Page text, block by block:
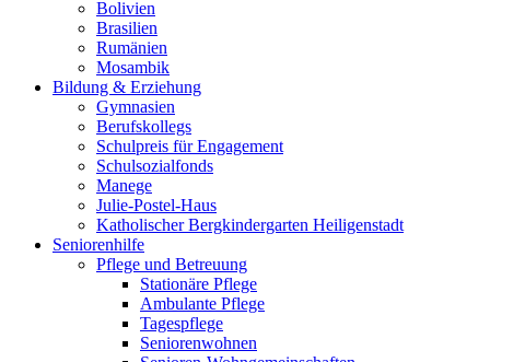
Bolivien
Brasilien
Rumänien
Mosambik
Bildung & Erziehung
Gymnasien
Berufskollegs
Schulpreis für Engagement
Schulsozialfonds
Manege
Julie-Postel-Haus
Katholischer Bergkindergarten Heiligenstadt
Seniorenhilfe
Pflege und Betreuung
Stationäre Pflege
Ambulante Pflege
Tagespflege
Seniorenwohnen